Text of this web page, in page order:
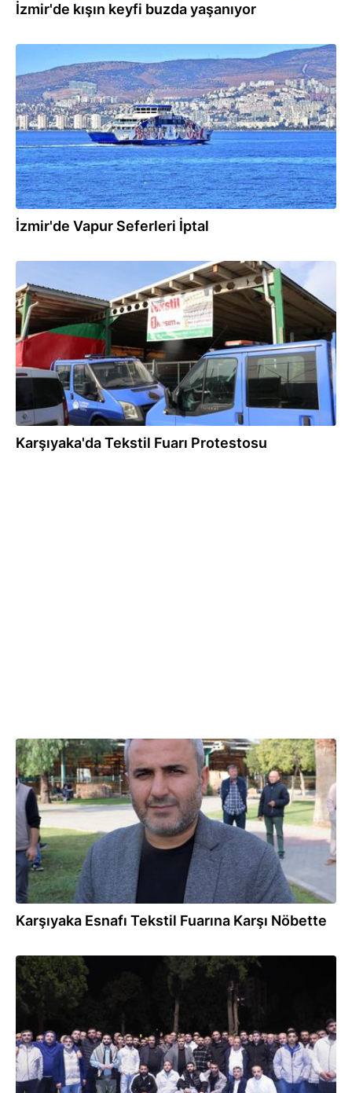
İzmir'de kışın keyfi buzda yaşanıyor
07.01.2026
İzmir'de Vapur Seferleri İptal
Karşıyaka'da Tekstil Fuarı Protestosu
01.11.2025
Karşıyaka Esnafı Tekstil Fuarına Karşı Nöbette
01.11.2025